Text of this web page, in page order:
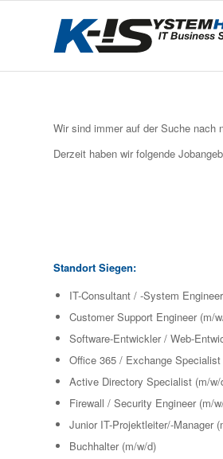
Wir sind immer auf der Suche nach
Derzeit haben wir folgende
Standort Siegen:
IT-Consultant / -System
Customer Support Engineer (m/
Software-Entwickler / Web-
Office 365 / Exchange
Active Directory Specialist (m/w/
Firewall / Security Engineer (m/
Junior IT-Projektleiter/-Manager
Buchhalter (m/w/d)